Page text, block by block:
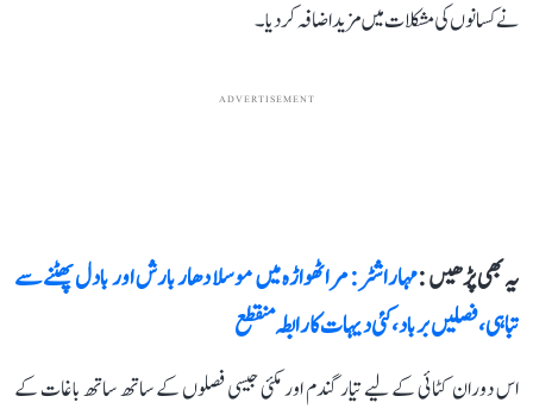
نے کسانوں کی مشکلات میں مزید اضافہ کردیا۔
ADVERTISEMENT
یہ بھی پڑھیں :مہاراشٹر: مراٹھواڑہ میں موسلا دھار بارش اور بادل پھٹنے سے
تباہی، فصلیں برباد، کئی دیہات کا رابطہ منقطع
اس دوران کٹائی کے لیے تیار گندم اور مکئی جیسی فصلوں کے ساتھ ساتھ باغات کے